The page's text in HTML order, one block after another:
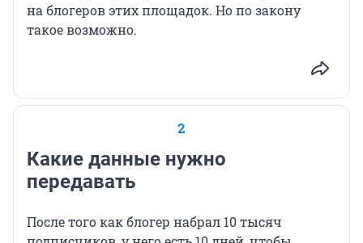
на блогеров этих площадок. Но по закону
такое возможно.
2
Какие данные нужно
передавать
После того как блогер набрал 10 тысяч